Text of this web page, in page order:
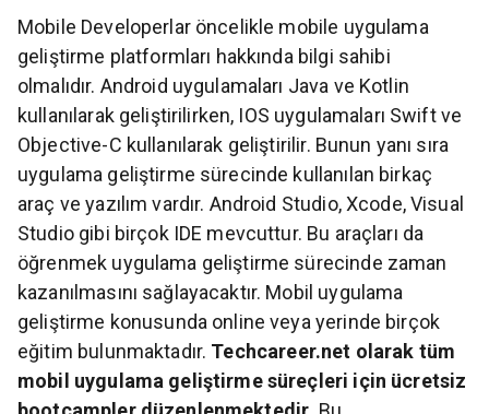
Mobile Developerlar öncelikle mobile uygulama
geliştirme platformları hakkında bilgi sahibi
olmalıdır. Android uygulamaları Java ve Kotlin
kullanılarak geliştirilirken, IOS uygulamaları Swift ve
Objective-C kullanılarak geliştirilir. Bunun yanı sıra
uygulama geliştirme sürecinde kullanılan birkaç
araç ve yazılım vardır. Android Studio, Xcode, Visual
Studio gibi birçok IDE mevcuttur. Bu araçları da
öğrenmek uygulama geliştirme sürecinde zaman
kazanılmasını sağlayacaktır. Mobil uygulama
geliştirme konusunda online veya yerinde birçok
eğitim bulunmaktadır. Techcareer.net olarak tüm
mobil uygulama geliştirme süreçleri için ücretsiz